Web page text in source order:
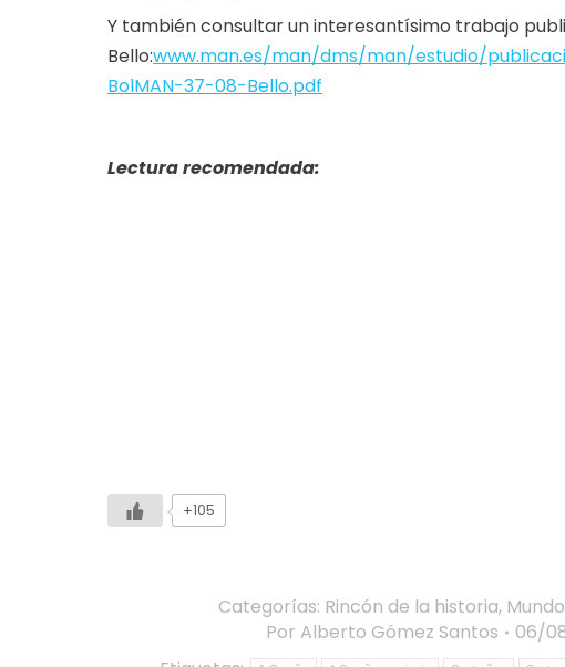
Y también consultar un interesantísimo trabajo
Bello:www.man.es/man/dms/man/estudio/
BolMAN-37-08-Bello.pdf
Lectura recomendada:
+105
Categorías: Rincón de la historia,
Por Alberto Gómez Santos 06/